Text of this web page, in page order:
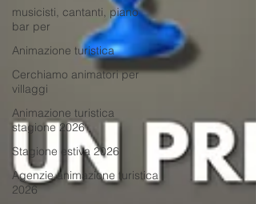
musicisti, cantanti, piano
bar per
Animazione turistica
Cerchiamo animatori per
villaggi
Animazione turistica
stagione 2026
Stagione estiva 2026
Agenzie animazione turistica
2026